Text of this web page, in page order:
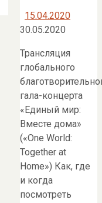
15.04.2020
30.05.2020
Трансляция
глобального
гала-концерта
«Единый мир:
Вместе дома»
(«One World:
Together at
Home») Как, где
и когда
посмотреть